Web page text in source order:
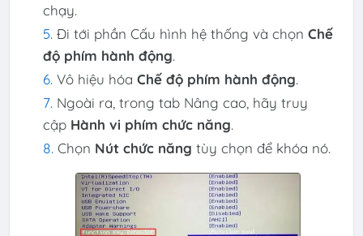
chạy.
Đi tới phần Cấu hình hệ thống và chọn Chế
độ phím hành động.
Vô hiệu hóa Chế độ phím hành động.
Ngoài ra, trong tab Nâng cao, hãy truy
cập Hành vi phím chức năng.
Chọn Nút chức năng tùy chọn để khóa nó.